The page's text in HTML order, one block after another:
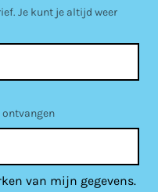
Je kunt je altijd weer
van mijn gegevens.